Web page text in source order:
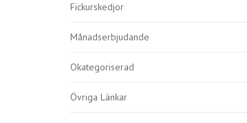
Fickurskedjor
Månadserbjudande
Okategoriserad
Övriga Länkar